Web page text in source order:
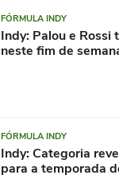
FÓRMULA INDY
Indy: Palou e Rossi
neste fim de
FÓRMULA INDY
Indy: Categoria
para a temporada